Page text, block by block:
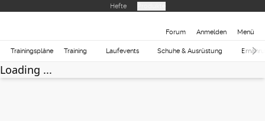
Hefte
Forum Anmelden Menü
Trainingspläne Training Laufevents Schuhe & Ausrüstung
Loading ...